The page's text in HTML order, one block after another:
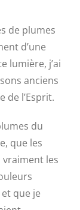
de plumes
d’une
lumière, j’ai
anciens
de l’Esprit.
du
que les
vraiment les
que je